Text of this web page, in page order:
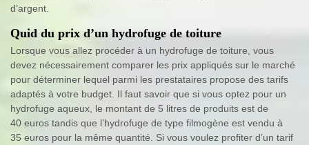
d’argent.
Quid du prix d’un hydrofuge de toiture
Lorsque vous allez procéder à un hydrofuge de toiture, vous
devez nécessairement comparer les prix appliqués sur le marché
pour déterminer lequel parmi les prestataires propose des tarifs
adaptés à votre budget. Il faut savoir que si vous optez pour un
hydrofuge aqueux, le montant de 5 litres de produits est de
40 euros tandis que l’hydrofuge de type filmogène est vendu à
35 euros pour la même quantité. Si vous voulez profiter d’un tarif